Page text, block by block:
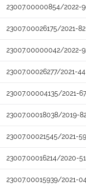
23007.00000854/2022-
23007.00026175/2021-82
23007.00000042/2022-
23007.00026277/2021-44
23007.00004135/2021-67
23007.00018038/2019-
23007.00021545/2021-59
23007.00016214/2020-51
23007.00015939/2021-